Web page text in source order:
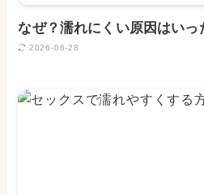
なぜ？濡れにくい原因はいっ
2026-06-28